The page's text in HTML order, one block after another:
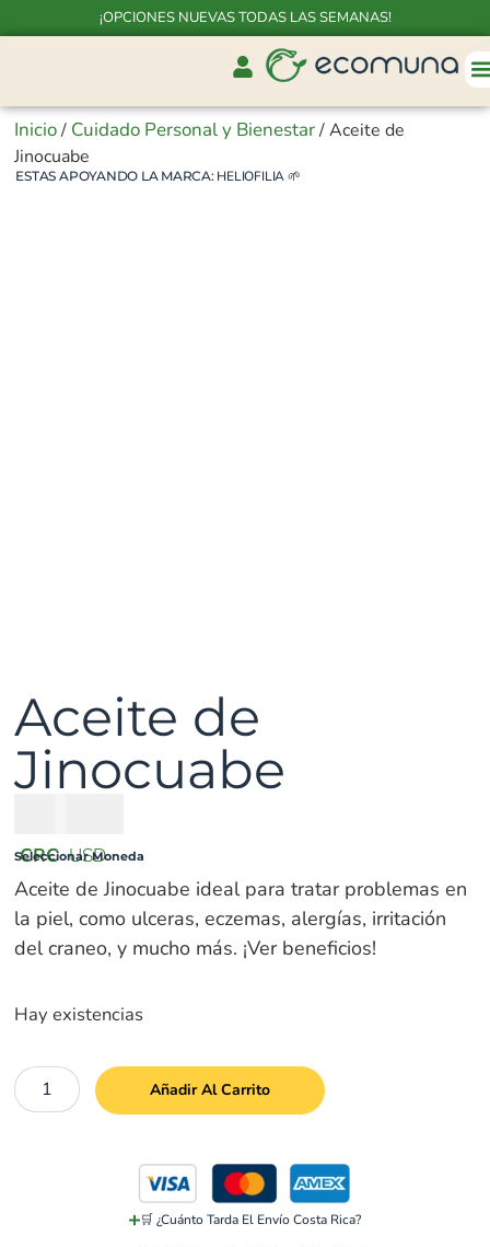
¡OPCIONES NUEVAS TODAS LAS SEMANAS!
Inicio/ Cuidado Personal y Bienestar/ Aceite de
Jinocuabe
ESTAS APOYANDO LA MARCA: HELIOFILIA 🌱
Aceite de
Jinocuabe
CRC USD
Seleccionar Moneda
Aceite de Jinocuabe ideal para tratar problemas en
la piel, como ulceras, eczemas, alergías, irritación
del craneo, y mucho más. ¡Ver beneficios!
Hay existencias
Añadir Al Carrito
🛒 ¿Cuánto Tarda El Envío Costa Rica?